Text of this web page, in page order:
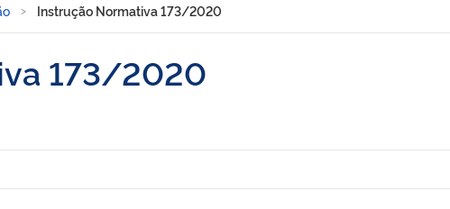
Instrução Normativa 173/2020
173/2020